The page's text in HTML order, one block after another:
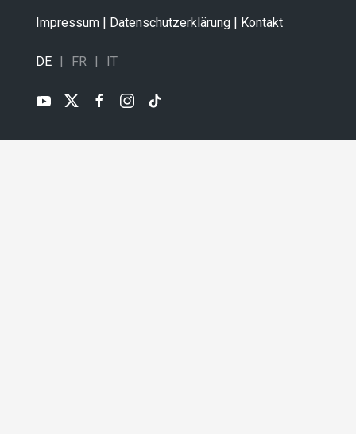
Impressum | Datenschutzerklärung | Kontakt
DE FR IT